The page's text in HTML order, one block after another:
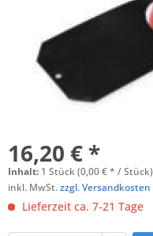
16,20 € *
Inhalt: 1 Stück (0,00 € * / Stück)
inkl. MwSt.zzgl. Versandkosten
Lieferzeit ca. 7-21 Tage